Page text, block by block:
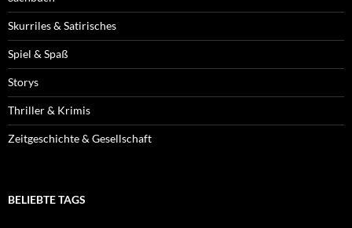
Skurriles & Satirisches
Spiel & Spaß
Storys
Thriller & Krimis
Zeitgeschichte & Gesellschaft
BELIEBTE TAGS